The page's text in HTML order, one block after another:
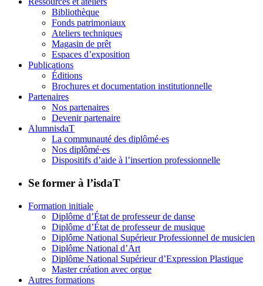
Bibliothèque
Fonds patrimoniaux
Ateliers techniques
Magasin de prêt
Espaces d’exposition
Publications
Éditions
Brochures et documentation institutionnelle
Partenaires
Nos partenaires
Devenir partenaire
AlumnisdaT
La communauté des diplômé·es
Nos diplômé·es
Dispositifs d’aide à l’insertion professionnelle
Se former à l’isdaT
Formation initiale
Diplôme d’État de professeur de danse
Diplôme d’État de professeur de musique
Diplôme National Supérieur Professionnel de musicien
Diplôme National d’Art
Diplôme National Supérieur d’Expression Plastique
Master création avec orgue
Autres formations